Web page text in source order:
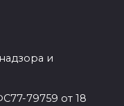
и
79759 от 18